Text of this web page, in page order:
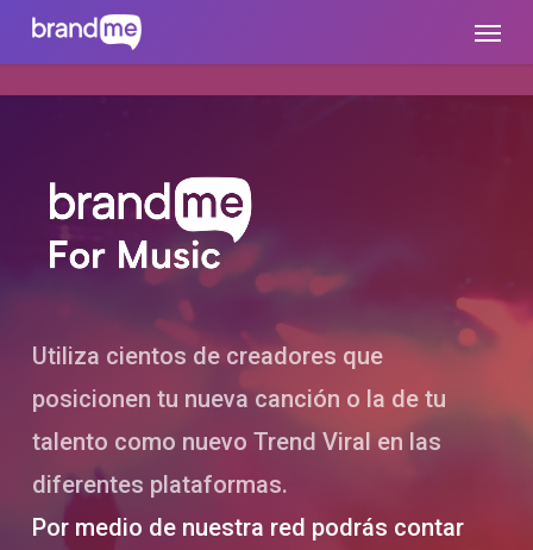
brandme.la Menu
Utiliza cientos de creadores que
posicionen tu nueva canción o la de tu
talento como nuevo Trend Viral en las
diferentes plataformas.
Por medio de nuestra red podrás contar